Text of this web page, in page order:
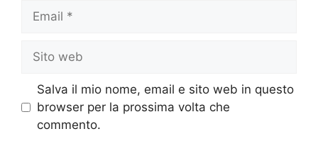
Email
Sito
web
Salva il mio nome, email e sito web in questo
browser per la prossima volta che
commento.